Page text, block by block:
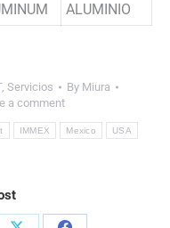
ALUMINIO
, Servicios By Miura
a comment
IMMEX Mexico USA